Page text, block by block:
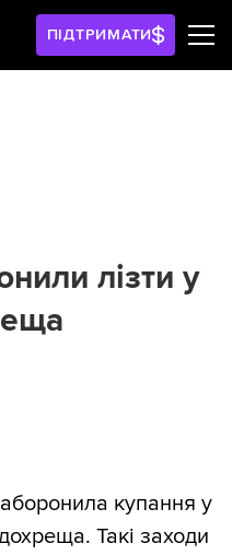
ПІДТРИМАТИ
лізти у
купання у
Такі заходи